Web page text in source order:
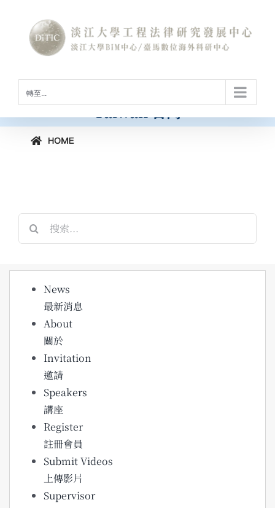
content
轉至...
[horizontal-scrolling group=”GROUP2″]
International Conference on
Construction Law and Digital
Technology
工程法律與數位科技國際研討會
Taiwan 台灣
果：
News
最新消息
About
關於
Invitation
邀請
Speakers
講座
Register
註冊會員
Submit Videos
上傳影片
Supervisor